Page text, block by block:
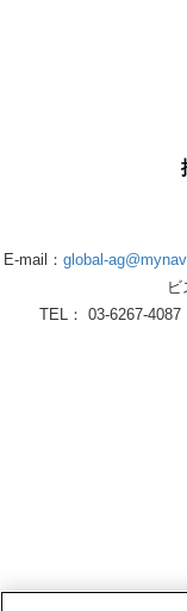
E-mail： global-
ビ
TEL： 03-6267-